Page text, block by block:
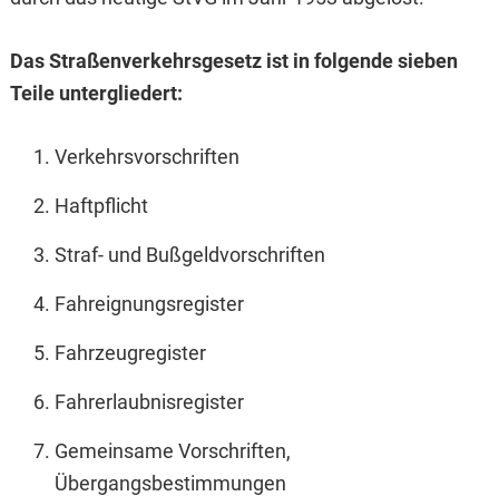
Das Straßenverkehrsgesetz ist in folgende sieben
Teile untergliedert:
Verkehrsvorschriften
Haftpflicht
Straf- und Bußgeldvorschriften
Fahreignungsregister
Fahrzeugregister
Fahrerlaubnisregister
Gemeinsame Vorschriften,
Übergangsbestimmungen